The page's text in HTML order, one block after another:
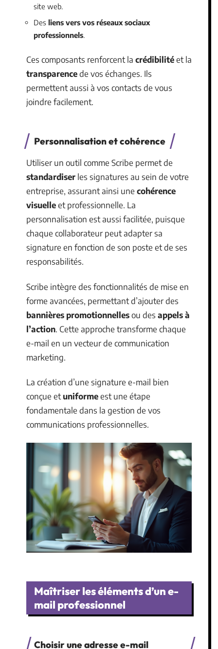
site web.
Des liens vers vos réseaux sociaux
professionnels.
Ces composants renforcent la crédibilitéet la
transparencede vos échanges. Ils
permettent aussi à vos contacts de vous
joindre facilement.
Personnalisation et cohérence
Utiliser un outil comme Scribe permet de
standardiser les signatures au sein de votre
entreprise, assurant ainsi une cohérence
visuelleet professionnelle. La
personnalisation est aussi facilitée, puisque
chaque collaborateur peut adapter sa
signature en fonction de son poste et de ses
responsabilités.
Scribe intègre des fonctionnalités de mise en
forme avancées, permettant d’ajouter des
bannières promotionnellesou des appels à
l’action. Cette approche transforme chaque
e-mail en un vecteur de communication
marketing.
La création d’une signature e-mail bien
conçue et uniformeest une étape
fondamentale dans la gestion de vos
communications professionnelles.
Maîtriser les éléments d’un e-
mail professionnel
Choisir une adresse e-mail